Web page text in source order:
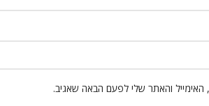
והאתר שלי לפעם הבאה שאגיב.